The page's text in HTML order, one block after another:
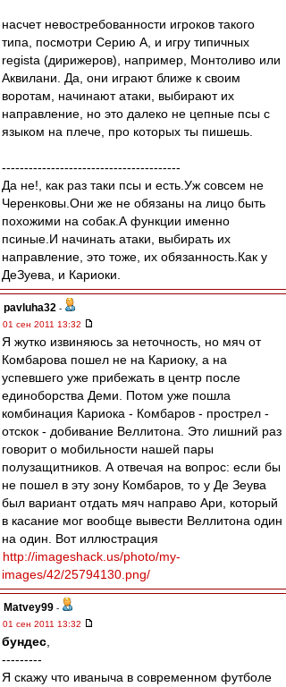
насчет невостребованности игроков такого
типа, посмотри Серию А, и игру типичных
regista (дирижеров), например, Монтоливо или
Аквилани. Да, они играют ближе к своим
воротам, начинают атаки, выбирают их
направление, но это далеко не цепные псы с
языком на плече, про которых ты пишешь.
----------------------------------------
Да не!, как раз таки псы и есть.Уж совсем не
Черенковы.Они же не обязаны на лицо быть
похожими на собак.А функции именно
псиные.И начинать атаки, выбирать их
направление, это тоже, их обязанность.Как у
ДеЗуева, и Кариоки.
pavluha32 -
01 сен 2011 13:32
Я жутко извиняюсь за неточность, но мяч от
Комбарова пошел не на Кариоку, а на
успевшего уже прибежать в центр после
единоборства Деми. Потом уже пошла
комбинация Кариока - Комбаров - прострел -
отскок - добивание Веллитона. Это лишний раз
говорит о мобильности нашей пары
полузащитников. А отвечая на вопрос: если бы
не пошел в эту зону Комбаров, то у Де Зеува
был вариант отдать мяч направо Ари, который
в касание мог вообще вывести Веллитона один
на один. Вот иллюстрация
http://imageshack.us/photo/my-
images/42/25794130.png/
Matvey99 -
01 сен 2011 13:32
бундес
---------
Я скажу что иваныча в современном футболе